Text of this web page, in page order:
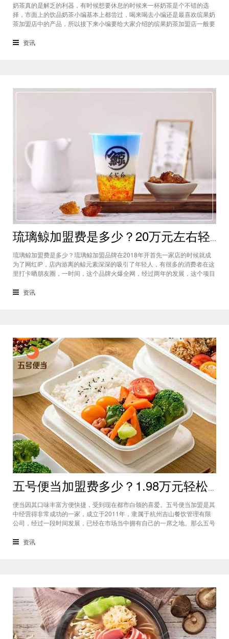
奶茶真的是解乏的利器，有时候想要休息的时候来一杯奶茶是个不错的选
择，市面上的饮品奶茶小编基本上都尝过，喝来喝去小编还是最喜欢缤果奶
茶加盟店中的产品，所以接下来小编要给大家介绍的缤果奶茶加盟店一般要
拥有自己的店铺也会是一个不错的选择，所以感兴趣的话就跟着小编的步伐
资讯
琉璃鲸加盟费是多少？20万元左右轻松经营网红饮品项目
琉璃鲸加盟费是多少？琉璃鲸加盟品牌在2018年开首先一家店的时候就成
为了网红IP，店内游离的鲸元素深深的吸引了年轻人，有很多的消费者在这
里打卡晒朋友圈，一时间，这个品牌火爆全网，经过两年的发展，这个项目
普及一下知识：琉璃鲸加盟费多少？怎么样？琉璃鲸加盟费是多少？琉璃鲸
资讯
五号便当加盟费多少？1.98万元轻松加盟25万元即可开店
便当因其口味丰富方便快捷，受到现在都市白领的喜爱。五号便当加盟是其
中经营得非常成功的一家，成立于2011年，隶属于杭州吉山餐饮管理有限
公司，经过一段时间发展，已经在市场当中拥有自己的一席之地。那么五号
题，我们以一个40㎡的创业店为例。一是加盟费用，用以获得五号便当品牌
资讯